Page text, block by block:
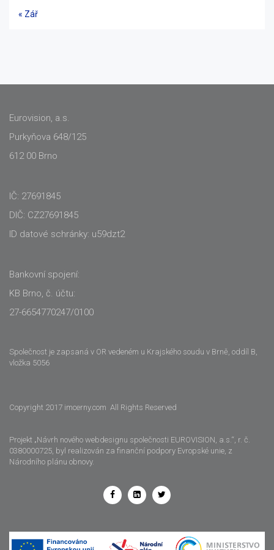
« Zář
Eurovision, a.s.
Purkyňova 648/125
612 00 Brno
IČ: 27691845
DIČ: CZ27691845
ID datové schránky: u59dzt2
Bankovní spojení:
KB Brno, č. účtu:
27-6654770247/0100
Společnost je zapsaná v OR vedeném u Krajského soudu v Brně, oddíl B,
vložka 5056
Copyright 2017 imcerny.com All Rights Reserved
Projekt „Návrh nového webdesignu společnosti EUROVISION, a.s.“, r. č.
0380000725, byl realizován za finanční podpory Evropské unie, z
Národního plánu obnovy.